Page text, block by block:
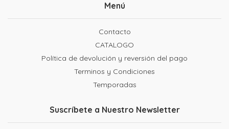
Menú
Contacto
CATALOGO
Política de devolución y reversión del pago
Terminos y Condiciones
Temporadas
Suscríbete a Nuestro Newsletter